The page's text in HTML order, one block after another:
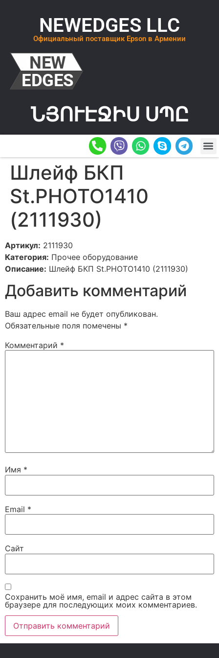
NEWEDGES LLC
Официальный поставщик Epson в Армении
ՆՅՈՒԷՋԻՍ ՍՊԸ
Шлейф БКП
St.PHOTO1410
(2111930)
Артикул: 2111930
Категория: Прочее оборудование
Описание: Шлейф БКП St.PHOTO1410 (2111930)
Добавить комментарий
Ваш адрес email не будет опубликован.
Обязательные поля помечены *
Комментарий *
Имя *
Email *
Сайт
Сохранить моё имя, email и адрес сайта в этом
браузере для последующих моих комментариев.